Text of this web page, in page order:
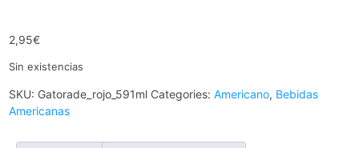
2,95€
Sin existencias
SKU: Gatorade_rojo_591ml Categories: Americano, Bebidas
Americanas